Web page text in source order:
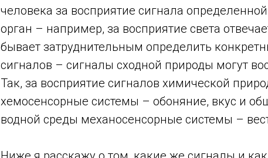
человека за восприятие сигнала
орган – например, за восприятие света
бывает затруднительным определить
сигналов – сигналы сходной природы могут
Так, за восприятие сигналов химической
хемосенсорные системы – обоняние, вкус и
водной среды механосенсорные системы –